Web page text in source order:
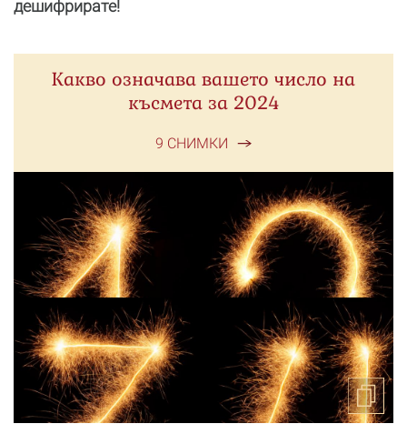
дешифрирате!
Какво означава вашето число на
късмета за 2024
9 СНИМКИ